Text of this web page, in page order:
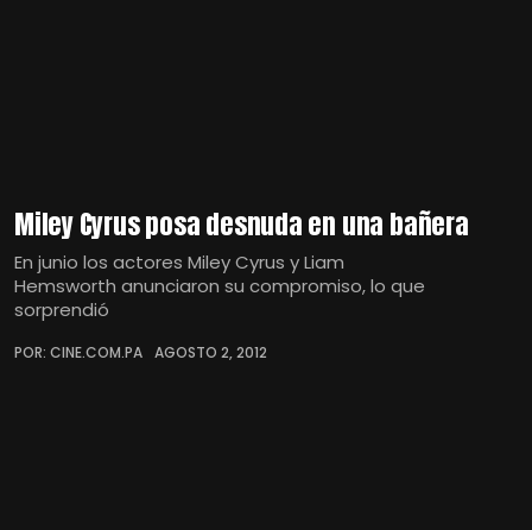
Miley Cyrus posa desnuda en una bañera
En junio los actores Miley Cyrus y Liam
Hemsworth anunciaron su compromiso, lo que
sorprendió
POR: CINE.COM.PA AGOSTO 2, 2012